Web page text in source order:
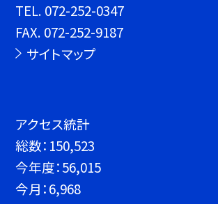
TEL. 072-252-0347
FAX. 072-252-9187
サイトマップ
アクセス統計
総数： 150,523
今年度：56,015
今月：6,968